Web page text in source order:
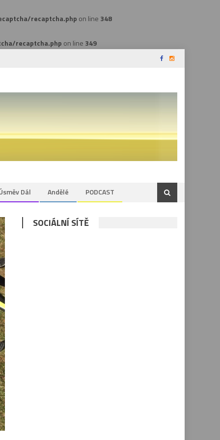
recaptcha.php on line 348
recaptcha.php on line 349
Dál Andělé PODCAST
SOCIÁLNÍ SÍTĚ